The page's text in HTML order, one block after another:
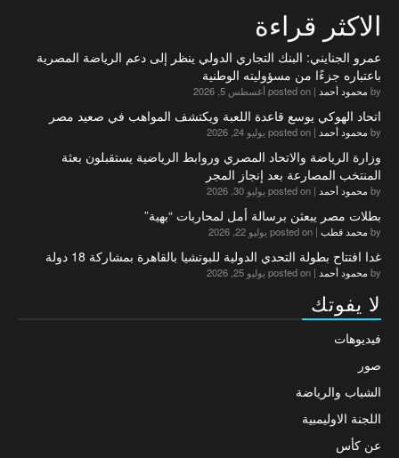
الاكثر قراءة
عمرو الجنايني: البنك التجاري الدولي ينظر إلى دعم الرياضة المصرية
باعتباره جزءًا من مسؤوليته الوطنية
by محمود أحمد | posted on أغسطس 5, 2026
اتحاد الهوكي يوسع قاعدة اللعبة ويكتشف المواهب في صعيد مصر
by محمود أحمد | posted on يوليو 24, 2026
وزارة الرياضة والاتحاد المصري وروابط الرياضية يستقبلون بعثة
المنتخب المصارعة بعد إنجاز المجر
by محمود أحمد | posted on يوليو 30, 2026
بطلات مصر يبعثن برسالة أمل لمحاربات “بهية”
by محمد قطب | posted on يوليو 22, 2026
غدا افتتاح بطولة التحدي الدولية للبوتشيا بالقاهرة بمشاركة 18 دولة
by محمود أحمد | posted on يوليو 25, 2026
لا يفوتك
فيديوهات
صور
الشباب والرياضة
اللجنة الاوليمبية
عن كأس